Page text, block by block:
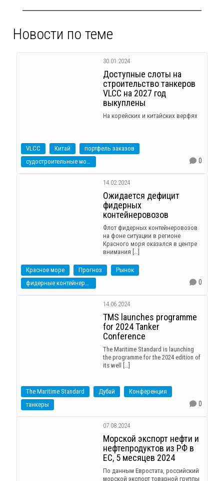
Новости по теме
30.01.2024
Доступные слоты на
строительство танкеров
VLCC на 2027 год
выкуплены
На корейских и китайских верфях
VLCC Китай
портфель заказов
судостроительные мощности
0
14.02.2024
Ожидается дефицит
фидерных
контейнеровозов
Флот фидерных контейнеровозов
на фоне ситуации в регионе
Красного моря оказался в центре
внимания […]
Красное море Прогноз
Рынок
фидерные контейнеровозы
0
14.06.2024
TMS launches programme
for 2024 Tanker
Conference
The Maritime Standard is launching
the programme for the 2024 edition of
its well […]
The Maritime Standard Дубай
Конференция
танкеры
0
07.08.2024
Морской экспорт нефти и
нефтепродуктов из РФ в
ЕС, 5 месяцев 2024
По данным Евростата, российский
морской экспорт товарной группы